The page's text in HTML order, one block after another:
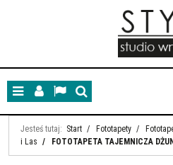
MenuPanelLangSzukaj
Jesteś tutaj: Start / Fototapety /
i Las / FOTOTAPETA TAJEMNICZA